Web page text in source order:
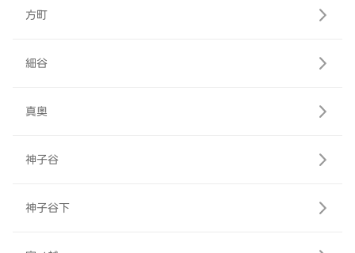
方町
細谷
真奥
神子谷
神子谷下